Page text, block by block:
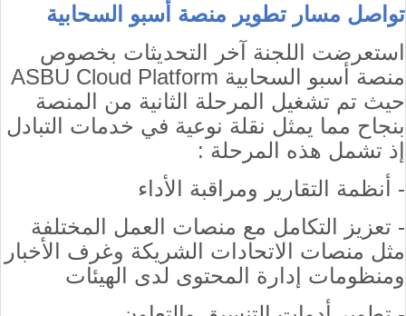
تواصل مسار تطوير منصة أسبو السحابية
استعرضت اللجنة آخر التحديثات بخصوص
منصة أسبو السحابية ASBU Cloud Platform
حيث تم تشغيل المرحلة الثانية من المنصة
بنجاح مما يمثل نقلة نوعية في خدمات التبادل
إذ تشمل هذه المرحلة :
- أنظمة التقارير ومراقبة الأداء
- تعزيز التكامل مع منصات العمل المختلفة
مثل منصات الاتحادات الشريكة وغرف الأخبار
ومنظومات إدارة المحتوى لدى الهيئات